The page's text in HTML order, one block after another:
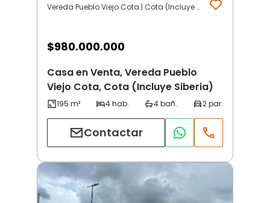
Vereda Pueblo Viejo Cota | Cota (Incluye Siberia)
$980.000.000
Casa en Venta, Vereda Pueblo
Viejo Cota, Cota (Incluye Siberia)
Contactar